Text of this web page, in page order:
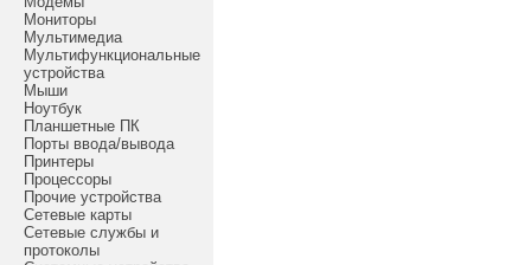
Мониторы
Мультимедиа
Мультифункциональные
устройства
Мыши
Ноутбук
Планшетные ПК
Порты ввода/вывода
Принтеры
Процессоры
Прочие устройства
Сетевые карты
Сетевые службы и
протоколы